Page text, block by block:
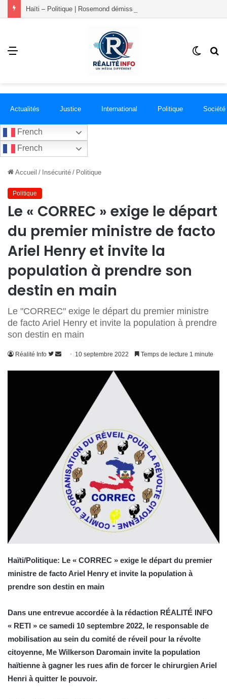
Menu
Switch
Actualités Justice International Politique Société
French
French
Accueil / Insécurité / Politique
Politique
Le « CORREC » exige le départ
du premier ministre de facto
Ariel Henry et invite la
population à prendre son
destin en main
Le "CORREC" exige le départ du premier ministre
de facto Ariel Henry et invite la population à prendre
son destin en main
Réalité Info
Suivre
Envoyer10 septembre 2022 Temps de lecture 1 minute
Haïti/Politique: Le « CORREC » exige le départ du premier
ministre de facto Ariel Henry et invite la population à
prendre son destin en main
Dans une entrevue accordée à la rédaction RÉALITÉ INFO
« RETI » ce samedi 10 septembre 2022, le responsable de
mobilisation au sein du comité de réveil pour la révolte
citoyenne, Me Wilkerson Daromain invite la population
haïtienne à gagner les rues afin de forcer le chirurgien Ariel
Henri à quitter le pouvoir.